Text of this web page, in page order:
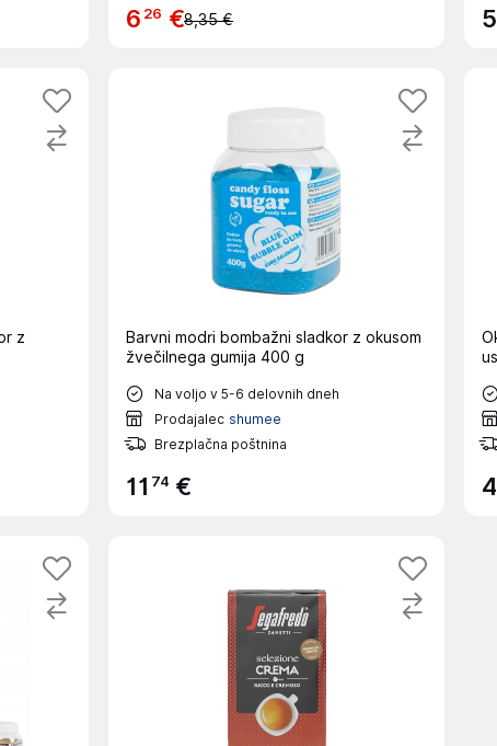
6 26 €8,35 € 5
z
Barvni modri bombažni sladkor z okusom
žvečilnega gumija 400 g
Na voljo v 5-6 delovnih dneh
Prodajalec shumee
Brezplačna poštnina
11 74 €